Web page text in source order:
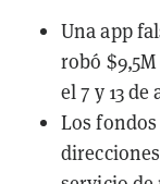
Una app
robó
el 7 y 13 de
Los fondos